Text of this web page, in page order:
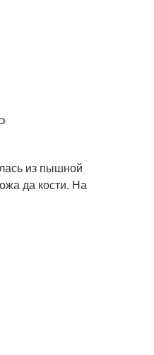
из пышной
да кости. На